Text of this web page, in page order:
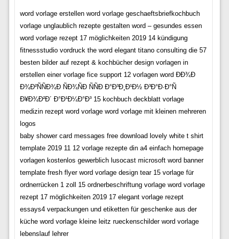
word vorlage erstellen word vorlage geschaeftsbriefkochbuch
vorlage unglaublich rezepte gestalten word – gesundes essen
word vorlage rezept 17 möglichkeiten 2019 14 kündigung
fitnessstudio vordruck the word elegant titano consulting die 57
besten bilder auf rezept & kochbücher design vorlagen in
erstellen einer vorlage fice support 12 vorlagen word ÐÐ¾Ð
Ð¾Ð²ÑÑÐ¾Ð ÑÐ¾ÑÐ ÑÑÐ Ð°Ð³Ð¸Ð¹Ð½ Ð³Ð°Ð·Ð°Ñ
Ð¥Ð¾Ð²Ð´ Ð°Ð¹Ð¼Ð°Ð³ 15 kochbuch deckblatt vorlage
medizin rezept word vorlage word vorlage mit kleinen mehreren
logos
baby shower card messages free download lovely white t shirt
template 2019 11 12 vorlage rezepte din a4 einfach homepage
vorlagen kostenlos gewerblich lusocast microsoft word banner
template fresh flyer word vorlage design tear 15 vorlage für
ordnerrücken 1 zoll 15 ordnerbeschriftung vorlage word vorlage
rezept 17 möglichkeiten 2019 17 elegant vorlage rezept
essays4 verpackungen und etiketten für geschenke aus der
küche word vorlage kleine leitz rueckenschilder word vorlage
lebenslauf lehrer